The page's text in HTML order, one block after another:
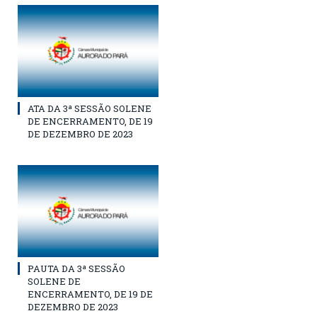
ATA DA 3ª SESSÃO SOLENE
DE ENCERRAMENTO, DE 19
DE DEZEMBRO DE 2023
PAUTA DA 3ª SESSÃO
SOLENE DE
ENCERRAMENTO, DE 19 DE
DEZEMBRO DE 2023